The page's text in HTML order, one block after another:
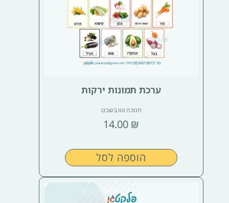
ערכת תמונות ירקות
חנוכה וטו בשבט
14.00 ₪
הוספה לסל